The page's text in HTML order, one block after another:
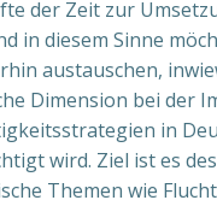
der Zeit zur
in diesem Sinne
austauschen,
Dimension bei der
in
wird. Ziel ist es
Themen wie